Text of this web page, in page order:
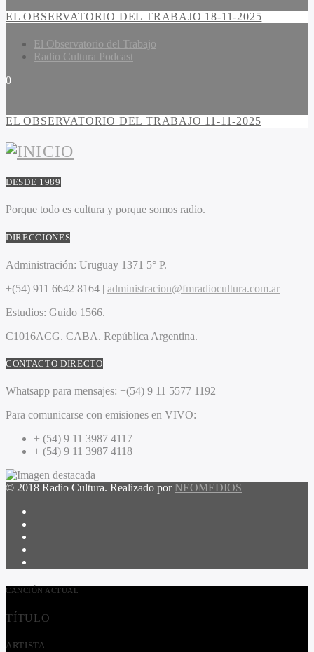
EL OBSERVATORIO DEL TRABAJO 18-11-2025
El Observatorio del Trabajo
Radio Cultura Podcast
0
EL OBSERVATORIO DEL TRABAJO 11-11-2025
DESDE 1989
Porque todo es cultura y porque somos radio.
DIRECCIONES
Administración: Uruguay 1371 5° P.
+(54) 911 6642 8164 | administracion@fmradiocultura.com.ar
Estudios: Guido 1566.
C1016ACG. CABA. República Argentina.
CONTACTO DIRECTO
Whatsapp para mensajes: +(54) 9 11 5577 1192
Para comunicarse con emisiones en VIVO:
+ (54) 9 11 3987 4117
+ (54) 9 11 3987 4118
© 2018 Radio Cultura. Realizado por NEOMEDIOS
CANCIÓN ACTUAL
TÍTULO
ARTISTA